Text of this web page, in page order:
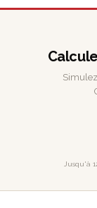
Jusqu'à